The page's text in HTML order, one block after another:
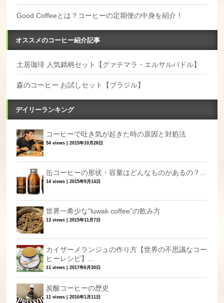
Good Coffeeとは？コーヒーの定期便の中身を紹介！
オススメのコーヒー紹介記事
土居珈琲 人気銘柄セット【グァテマラ・エルサルバドル】
森のコーヒー お試しセット【ブラジル】
デイリーランキング
コーヒーで吐き気が起きた時の原因と対処法
54 views |2015年10月28日
缶コーヒーの形状・容量はどんなものがあるの？...
14 views |2015年9月14日
世界一希少な”luwak coffee”の飲み方
13 views |2015年11月7日
カイザーメランジュの作り方【世界の不思議なコー
ヒーレシピ】...
11 views |2017年6月30日
炭酸コーヒーの歴史
11 views |2016年1月11日